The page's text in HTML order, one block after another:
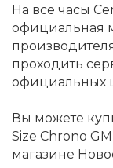
На все часы
официальная
проходить
официальных
Вы можете
Size Chrono
магазине